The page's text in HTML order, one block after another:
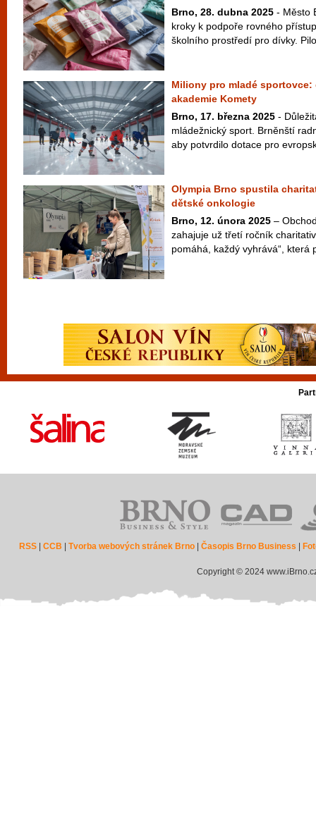
Brno, 28. dubna 2025 - Město
kroky k podpoře rovného
školního prostředí pro dívky.
Miliony pro mladé sportovce:
akademie Komety
Brno, 17. března 2025 -
mládežnický sport. Brněnští
aby potvrdilo dotace pro
Olympia Brno spustila
dětské onkologie
Brno, 12. února 2025 –
zahajuje už třetí ročník
pomáhá, každý vyhrává“, která
RSS |CCB |Tvorba webových stránek Brno |Časopis Brno Business
Copyright © 2024